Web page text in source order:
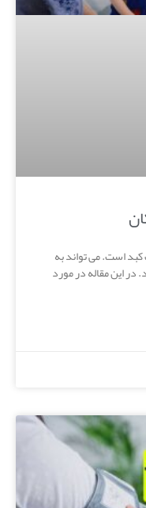
است. می تواند به
این مقاله در مورد